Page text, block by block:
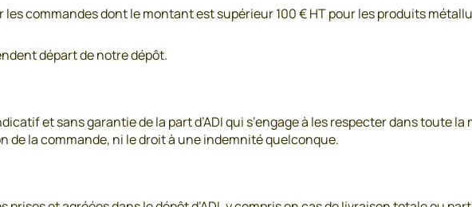
commandes dont le montant est supérieur 100 € HT pour les produits
départ de notre dépôt.
et sans garantie de la part d’ADI qui s’engage à les respecter dans toute la
la commande, ni le droit à une indemnité quelconque.